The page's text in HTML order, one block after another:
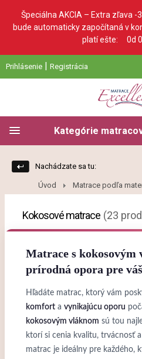
Špeciálna AKCIA – Extra zľava -
bude automaticky započítaná v
platí ešte: 0d
Prihlásenie | Registrácia
Kategórie
Nachádzate sa tu:
Úvod Matrace podľa
Kokosové matrace (23
Matrace s kokosovým
prírodná opora pre
Hľadáte matrac, ktorý vám
komfort a vynikajúcu oporu
kokosovým vláknom sú tou
ktorí si cenia kvalitu, trvácnosť a
matrac je ideálny pre každého,